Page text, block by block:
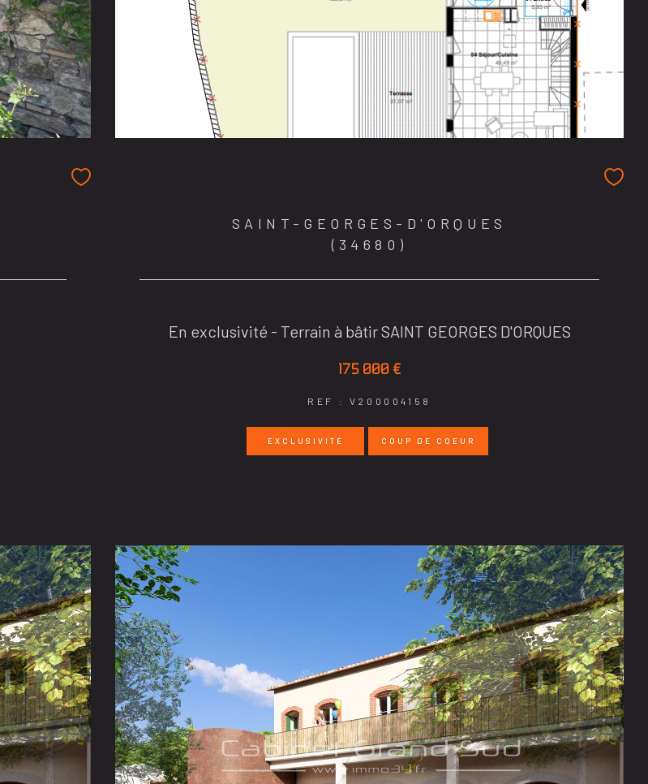
SAINT-GEORGES-D'ORQUES
(34680)
En exclusivité - Terrain à bâtir SAINT GEORGES D'ORQUES
175 000 €
REF : V200004158
EXCLUSIVITÉ COUP DE COEUR